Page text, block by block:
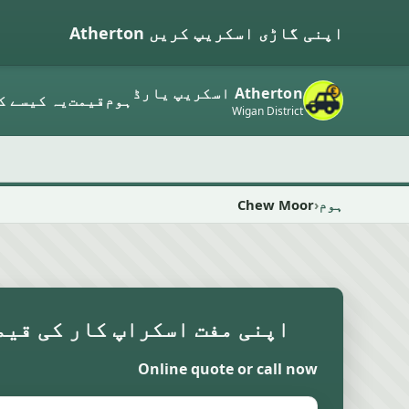
اپنی گاڑی اسکریپ کریں Atherton
Atherton اسکریپ یارڈ
Wigan District ہومقیمتیہ کیسے
ہوم Chew Moor
اپنی مفت اسکراپ کار کی
Online quote or call now